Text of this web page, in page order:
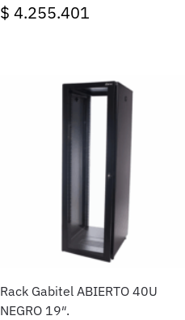
$ 4.255.401
Rack Gabitel ABIERTO 40U
NEGRO 19″.